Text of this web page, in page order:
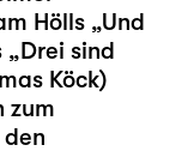
Hölls „Und
„Drei sind
Köck)
zum